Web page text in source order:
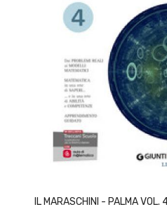
IL MARASCHINI - PALMA VOL.